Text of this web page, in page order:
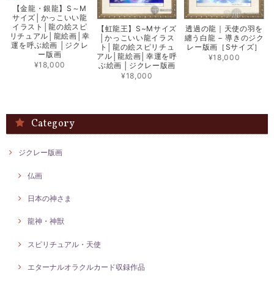
【吉祥天】SSサイズ（210㎜×285㎜）開運仏画・ジクレー版画│日本の密教カード
2025/12/24
発送も早くて丁寧な梱包でした！ とにかく絵が素敵で飾って置くだけ
で、運気も気分も上がる感じがします^_^ サイズも飾りやすいサイズで
2025/01/08
【金龍・銀龍】S～M
サイズ│かっこいい龍
イラスト│龍の絵スピ
リチュアル│龍絵画│幸
運を呼ぶ絵画 │ジクレ
ー版画
¥18,000
【虹龍王】S~Mサイズ
│かっこいい龍イラス
ト│龍の絵スピリチュ
アル│龍絵画│幸運を呼
ぶ絵画 │ジクレー版画
¥18,000
透過の龍｜天使の羽を
纏う白龍 − 導きのジク
レー版画［Sサイズ］
¥18,000
Category
ジクレー版画
仏画
日本の神さま
龍神・神獣
スピリチュアル・天使
エターナルオラクルカード収録作品